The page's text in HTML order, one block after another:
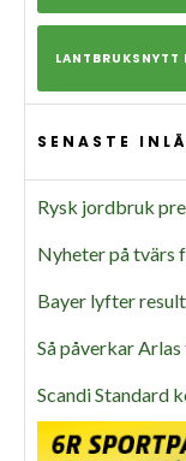
LANTBRUKSNYTT
SENASTE
Rysk jordbruk
Nyheter på tvärs
Bayer lyfter
Så påverkar
Scandi Standard